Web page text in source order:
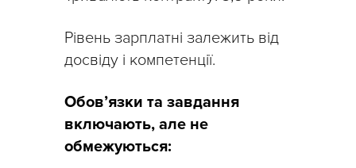
Рівень зарплатні залежить від
досвіду і компетенції.
Обов’язки та завдання
включають, але не
обмежуються: